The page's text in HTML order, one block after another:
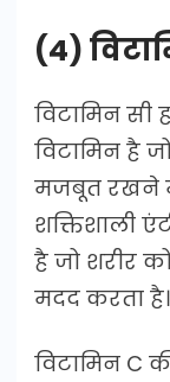
(4)
विटामिन सी
विटामिन है
मजबूत रखने
शक्तिशाली
है जो शरीर
मदद करता है।
विटामिन C